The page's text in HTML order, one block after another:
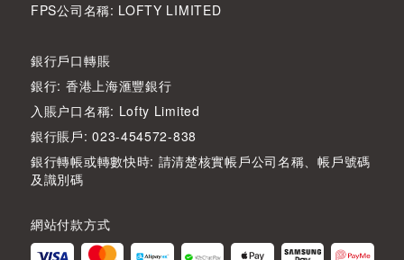
FPS公司名稱: LOFTY LIMITED
銀行戶口轉賬
銀行: 香港上海滙豐銀行
入賬户口名稱: Lofty Limited
銀行賬戶: 023-454572-838
銀行轉帳或轉數快時: 請清楚核實帳戶公司名稱、帳戶號碼
及識別碼
網站付款方式